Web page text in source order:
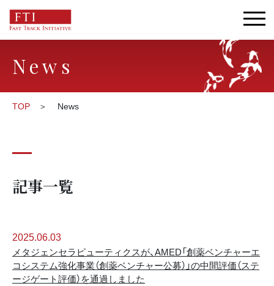
News
TOP News
記事一覧
2025.06.03
メタジェンセラピューティクスが、AMED「創薬ベンチャーエ
コシステム強化事業（創薬ベンチャー公募）」の中間評価（ステ
ージゲート評価）を通過しました